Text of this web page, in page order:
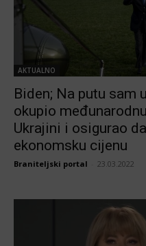
AKTUALNO
Biden; Na putu sam
okupio
Ukrajini i osigurao
ekonomsku cijenu
Braniteljski portal 23.03.2022